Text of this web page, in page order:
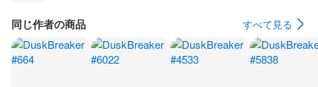
同じ作者の商品 すべて見る